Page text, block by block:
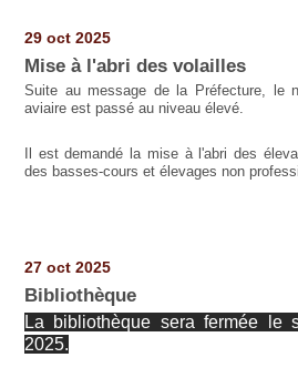
29 oct 2025
Mise à l'abri des volailles
Suite au message de la Préfecture, le
aviaire est passé au niveau élevé.
Il est demandé la mise à l'abri des
des basses-cours et élevages non
27 oct 2025
Bibliothèque
La bibliothèque sera fermée le
2025.